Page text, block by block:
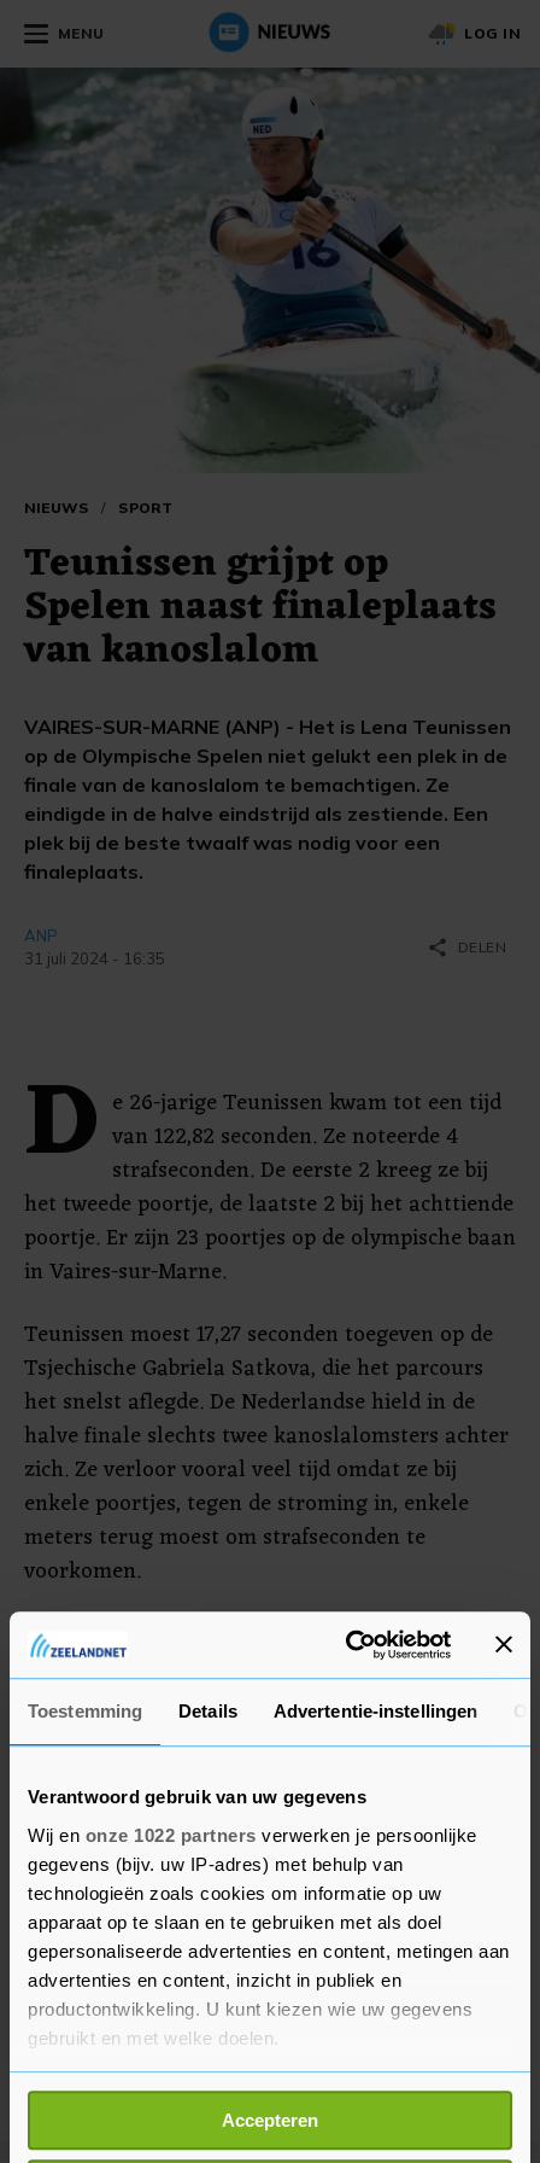
Toestemming Details Advertentie-instellingen
Verantwoord gebruik van uw gegevens
Wij en onze 1022 partners verwerken je persoonlijke
gegevens (bijv. uw IP-adres) met behulp van
technologieën zoals cookies om informatie op uw
apparaat op te slaan en te gebruiken met als doel
gepersonaliseerde advertenties en content, metingen aan
advertenties en content, inzicht in publiek en
productontwikkeling. U kunt kiezen wie uw gegevens
gebruikt en met welke doelen.
Als u het toestaat, willen we ook graag:
Informatie verzamelen over uw geografische
locatie, die tot een paar meter nauwkeurig kan zijn
Accepteren
MENU LOG IN
NIEUWS / SPORT
Teunissen grijpt op
Spelen naast finaleplaats
van kanoslalom
VAIRES-SUR-MARNE (ANP) - Het is Lena Teunissen
op de Olympische Spelen niet gelukt een plek in de
finale van de kanoslalom te bemachtigen. Ze
eindigde in de halve eindstrijd als zestiende. Een
plek bij de beste twaalf was nodig voor een
finaleplaats.
ANP
31 juli 2024 - 16:35
share DELEN
D e 26-jarige Teunissen kwam tot een tijd
van 122,82 seconden. Ze noteerde 4
strafseconden. De eerste 2 kreeg ze bij
het tweede poortje, de laatste 2 bij het achttiende
poortje. Er zijn 23 poortjes op de olympische baan
in Vaires-sur-Marne.
Teunissen moest 17,27 seconden toegeven op de
Tsjechische Gabriela Satkova, die het parcours
het snelst aflegde. De Nederlandse hield in de
halve finale slechts twee kanoslalomsters achter
zich. Ze verloor vooral veel tijd omdat ze bij
enkele poortjes, tegen de stroming in, enkele
meters terug moest om strafseconden te
voorkomen.
Teunissen, fysiotherapeute van beroep, deed voor
het eerst mee aan de Olympische Spelen.